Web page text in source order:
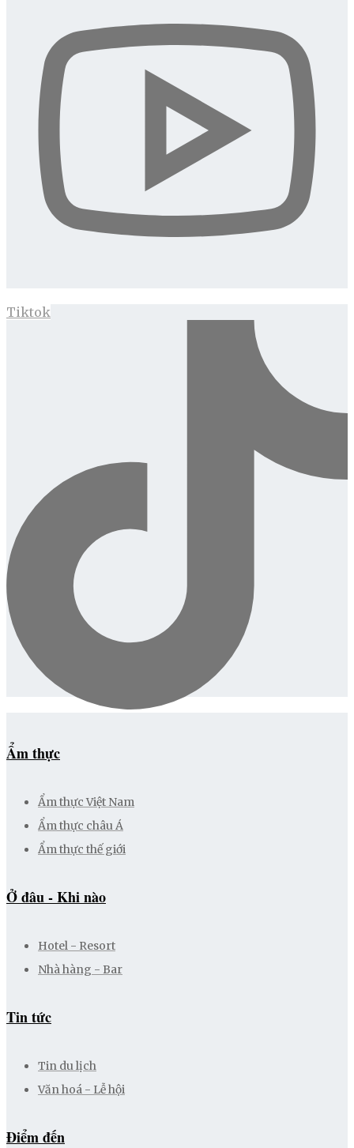
Tiktok
Ẩm thực
Ẩm thực Việt Nam
Ẩm thực châu Á
Ẩm thực thế giới
Ở đâu - Khi nào
Hotel - Resort
Nhà hàng - Bar
Tin tức
Tin du lịch
Văn hoá - Lễ hội
Điểm đến